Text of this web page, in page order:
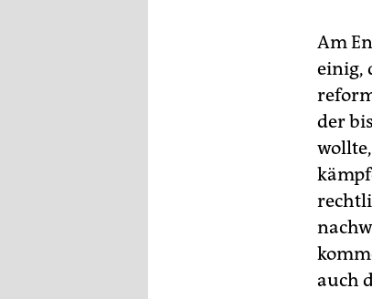
Am
einig,
der
auch